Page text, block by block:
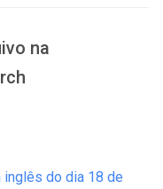
na
inglês do dia 18 de